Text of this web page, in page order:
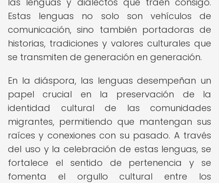
Estas lenguas no solo son vehículos de
comunicación, sino también portadoras de
historias, tradiciones y valores culturales que
se transmiten de generación en generación.
En la diáspora, las lenguas desempeñan un
papel crucial en la preservación de la
identidad cultural de las comunidades
migrantes, permitiendo que mantengan sus
raíces y conexiones con su pasado. A través
del uso y la celebración de estas lenguas, se
fortalece el sentido de pertenencia y se
fomenta el orgullo cultural entre los